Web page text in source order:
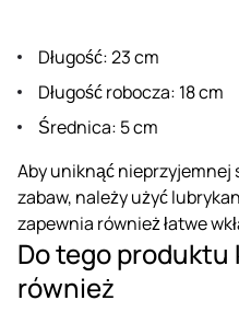
Długość: 23 cm
Długość robocza: 18 cm
Średnica: 5 cm
Aby uniknąć
zabaw, należy użyć
zapewnia również łatwe
Do tego produktu
również